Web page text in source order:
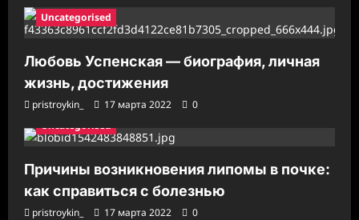
Uncategorised
Любовь Успенская — биография, личная
жизнь, достижения
pristroykin_ 17 марта 2022
0
Uncategorised
Причины возникновения липомы в почке:
как справиться с болезнью
pristroykin_ 17 марта 2022 0